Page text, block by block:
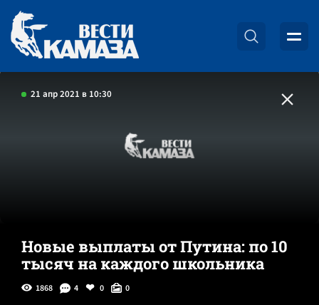
21 апр 2021 в 10:30
Новые выплаты от Путина: по 10
тысяч на каждого школьника
1868 4 0 0